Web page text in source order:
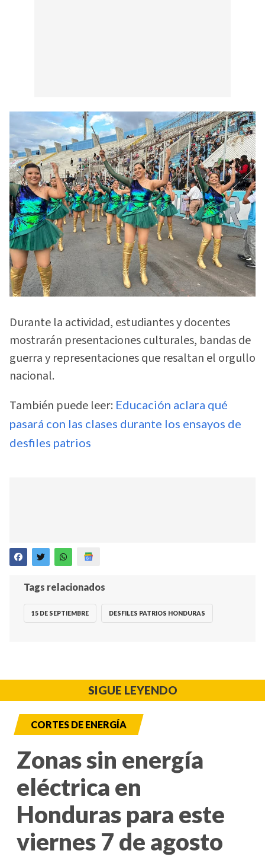
Durante la actividad, estudiantes y docentes
mostrarán presentaciones culturales, bandas de
guerra y representaciones que resaltan el orgullo
nacional.
También puede leer: Educación aclara qué
pasará con las clases durante los ensayos de
desfiles patrios
Tags relacionados
15 DE SEPTIEMBRE DESFILES PATRIOS HONDURAS
SIGUE LEYENDO
CORTES DE ENERGÍA
Zonas sin energía
eléctrica en
Honduras para este
viernes 7 de agosto